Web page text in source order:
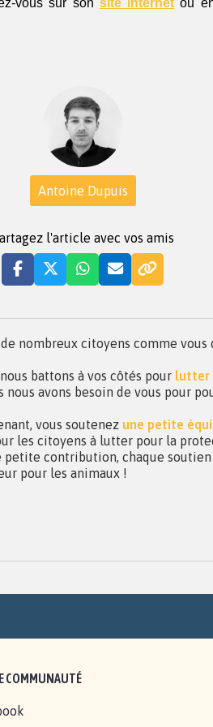
Antoine Dupuis
l'article avec vos amis
de nombreux citoyens comme
battons à vos côtés pour lutter
nous avons besoin de vous pour
vous soutenez une petite
les citoyens à lutter pour la
petite contribution, chaque
pour les animaux !
COMMUNAUTÉ